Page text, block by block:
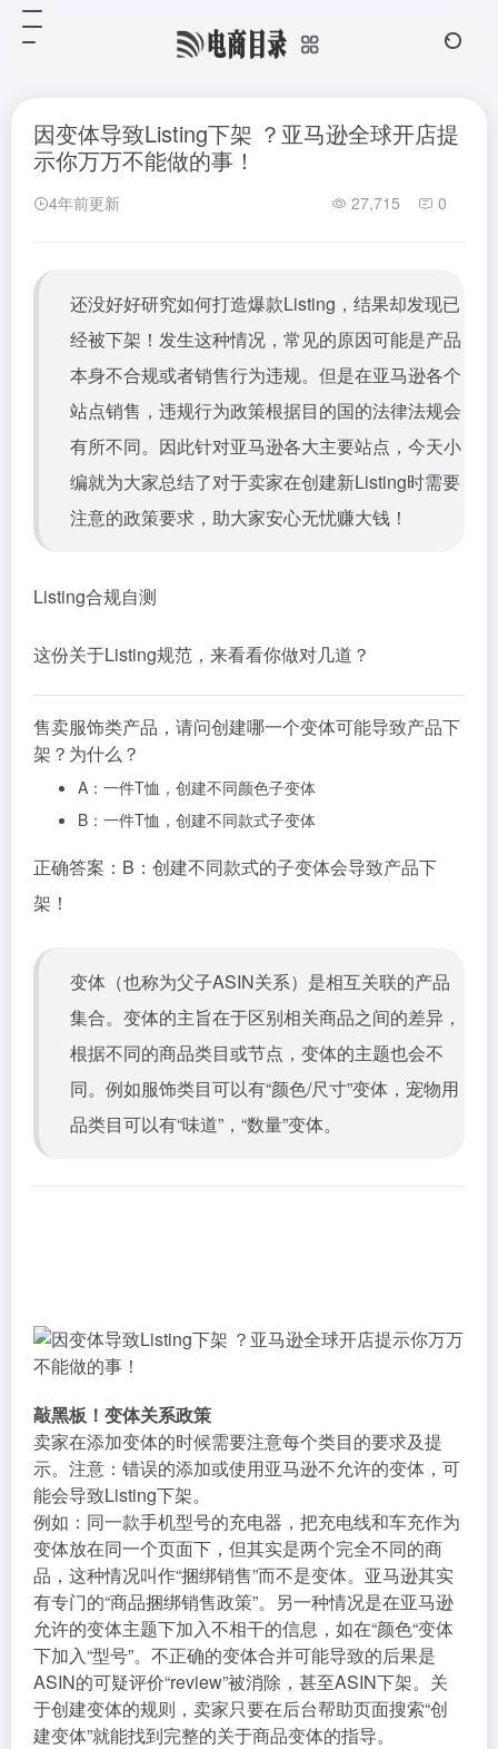
因变体导致Listing下架 ？亚马逊全球开店提
示你万万不能做的事！
4年前更新 27,715 0
还没好好研究如何打造爆款Listing，结果却发现已
经被下架！发生这种情况，常见的原因可能是产品
本身不合规或者销售行为违规。但是在亚马逊各个
站点销售，违规行为政策根据目的国的法律法规会
有所不同。因此针对亚马逊各大主要站点，今天小
编就为大家总结了对于卖家在创建新Listing时需要
注意的政策要求，助大家安心无忧赚大钱！
Listing合规自测
这份关于Listing规范，来看看你做对几道？
售卖服饰类产品，请问创建哪一个变体可能导致产品下
架？为什么？
A：一件T恤，创建不同颜色子变体
B：一件T恤，创建不同款式子变体
正确答案：B：创建不同款式的子变体会导致产品下
架！
变体（也称为父子ASIN关系）是相互关联的产品
集合。变体的主旨在于区别相关商品之间的差异，
根据不同的商品类目或节点，变体的主题也会不
同。例如服饰类目可以有“颜色/尺寸”变体，宠物用
品类目可以有“味道”，“数量”变体。
敲黑板！变体关系政策
卖家在添加变体的时候需要注意每个类目的要求及提
示。注意：错误的添加或使用亚马逊不允许的变体，可
能会导致Listing下架。
例如：同一款手机型号的充电器，把充电线和车充作为
变体放在同一个页面下，但其实是两个完全不同的商
品，这种情况叫作“捆绑销售”而不是变体。亚马逊其实
有专门的“商品捆绑销售政策”。另一种情况是在亚马逊
允许的变体主题下加入不相干的信息，如在“颜色“变体
下加入“型号”。不正确的变体合并可能导致的后果是
ASIN的可疑评价“review”被消除，甚至ASIN下架。关
于创建变体的规则，卖家只要在后台帮助页面搜索“创
建变体”就能找到完整的关于商品变体的指导。